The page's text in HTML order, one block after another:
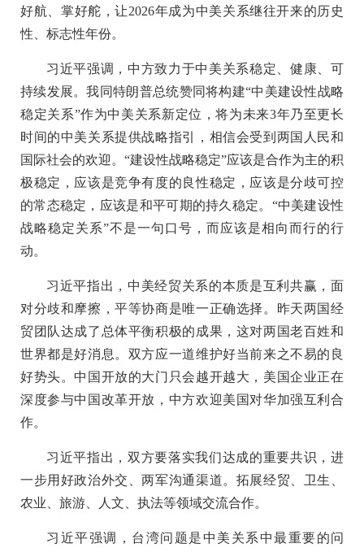
好航、掌好舵，让2026年成为中美关系继往开来的历史
性、标志性年份。
习近平强调，中方致力于中美关系稳定、健康、可
持续发展。我同特朗普总统赞同将构建“中美建设性战略
稳定关系”作为中美关系新定位，将为未来3年乃至更长
时间的中美关系提供战略指引，相信会受到两国人民和
国际社会的欢迎。“建设性战略稳定”应该是合作为主的积
极稳定，应该是竞争有度的良性稳定，应该是分歧可控
的常态稳定，应该是和平可期的持久稳定。“中美建设性
战略稳定关系”不是一句口号，而应该是相向而行的行
动。
习近平指出，中美经贸关系的本质是互利共赢，面
对分歧和摩擦，平等协商是唯一正确选择。昨天两国经
贸团队达成了总体平衡积极的成果，这对两国老百姓和
世界都是好消息。双方应一道维护好当前来之不易的良
好势头。中国开放的大门只会越开越大，美国企业正在
深度参与中国改革开放，中方欢迎美国对华加强互利合
作。
习近平指出，双方要落实我们达成的重要共识，进
一步用好政治外交、两军沟通渠道。拓展经贸、卫生、
农业、旅游、人文、执法等领域交流合作。
习近平强调，台湾问题是中美关系中最重要的问